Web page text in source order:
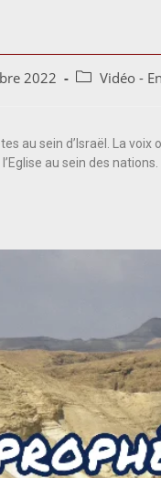
2022 Vidéo -
au sein d’Israël. La
au sein des